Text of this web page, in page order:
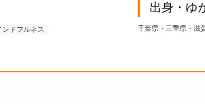
ンドフルネス
出身・ゆ
千葉県・三重県・滋